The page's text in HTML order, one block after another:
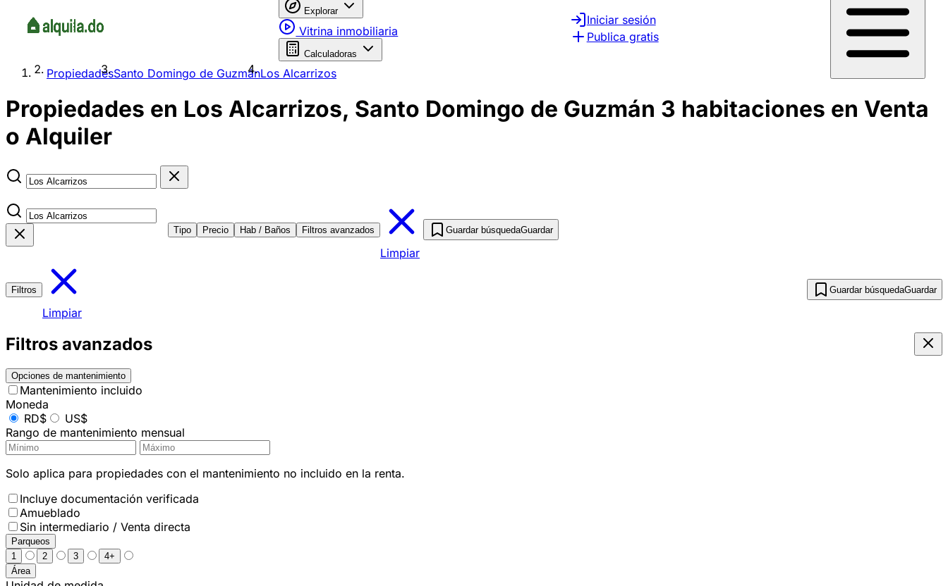
Explorar
Vitrina inmobiliaria
Calculadoras
Iniciar sesión
Publica gratis
PropiedadesSanto Domingo de GuzmánLos Alcarrizos
Propiedades en Los Alcarrizos, Santo Domingo de Guzmán 3 habitaciones en Venta
o Alquiler
Tipo Precio Hab / Baños Filtros avanzados
Limpiar
Guardar búsquedaGuardar
Filtros
Limpiar
Guardar búsquedaGuardar
Filtros avanzados
Opciones de mantenimiento
Mantenimiento incluido
Moneda
RD$
US$
Rango de mantenimiento mensual
Solo aplica para propiedades con el mantenimiento no incluido en la renta.
Incluye documentación verificada
Amueblado
Sin intermediario / Venta directa
Parqueos
1
2 3
4+
Área